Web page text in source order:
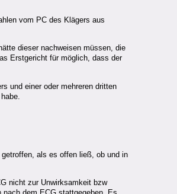
vom PC des Klägers aus
dieser nachweisen müssen, die
Erstgericht für möglich, dass der
und einer oder mehreren dritten
als es offen ließ, ob und in
nicht zur Unwirksamkeit bzw